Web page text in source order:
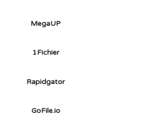
MegaUP
1Fichier
Rapidgator
GoFile.io